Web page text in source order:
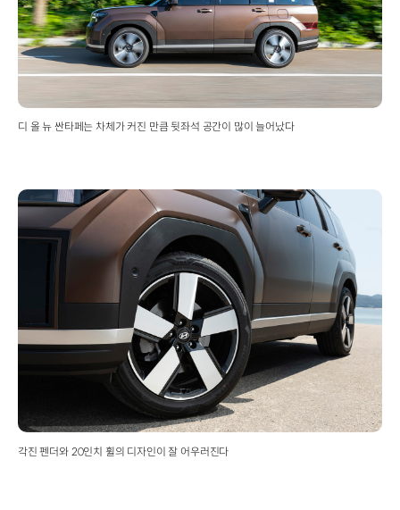
디 올 뉴 싼타페는 차체가 커진 만큼 뒷좌석 공간이 많이 늘어났다
각진 펜더와 20인치 휠의 디자인이 잘 어우러진다